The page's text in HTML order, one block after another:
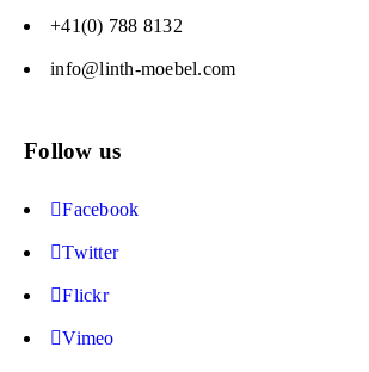
+41(0) 788 8132
info@linth-moebel.com
Follow us
Facebook
Twitter
Flickr
Vimeo